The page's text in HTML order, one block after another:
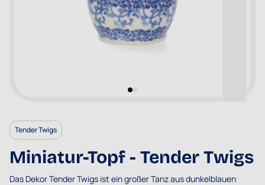
Tender Twigs
Miniatur-Topf - Tender Twigs
Das Dekor Tender Twigs ist ein großer Tanz aus dunkelblauen